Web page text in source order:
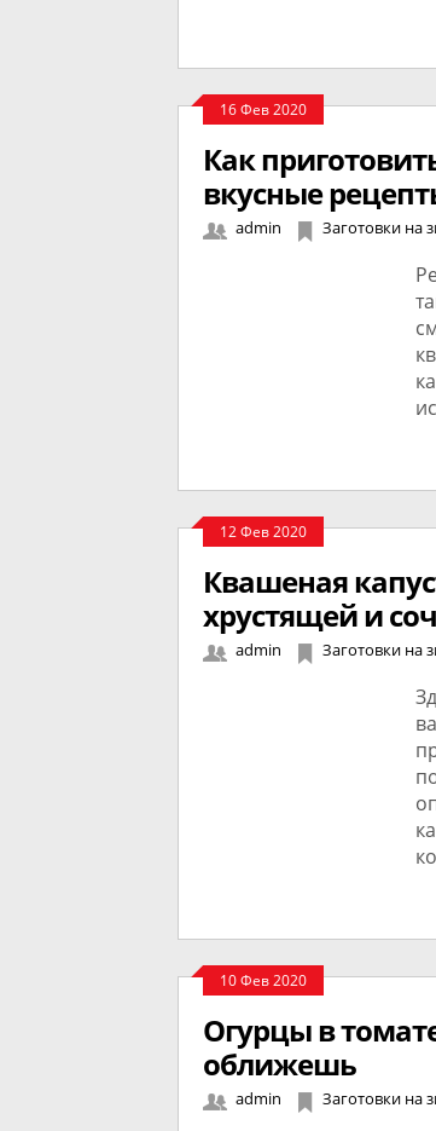
16 Фев 2020
Как
вкусные
admin Заготовки на
12 Фев 2020
Квашеная
хрустящей и
admin Заготовки на
10 Фев 2020
Огурцы в
оближешь
admin Заготовки на